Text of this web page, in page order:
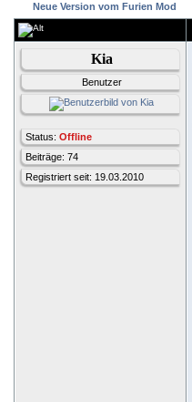
Neue Version vom Furien Mod
Kia
Benutzer
Status: Offline
Beiträge: 74
Registriert seit: 19.03.2010